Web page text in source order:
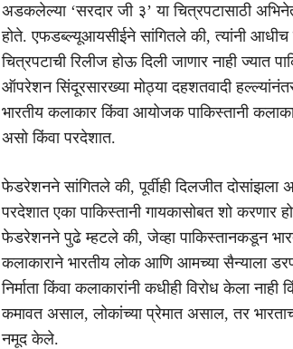
अडकलेल्या ‘सरदार जी ३’ या चित्रपटासाठी
होते. एफडब्ल्यूआयसीईने सांगितले की, त्यांनी आधीच
चित्रपटाची रिलीज होऊ दिली जाणार नाही ज्यात
ऑपरेशन सिंदूरसारख्या मोठ्या दहशतवादी
भारतीय कलाकार किंवा आयोजक पाकिस्तानी
असो किंवा परदेशात.
फेडरेशनने सांगितले की, पूर्वीही दिलजीत
परदेशात एका पाकिस्तानी गायकासोबत शो करणार
फेडरेशनने पुढे म्हटले की, जेव्हा पाकिस्तानकडून
कलाकाराने भारतीय लोक आणि आमच्या सैन्याला
निर्माता किंवा कलाकारांनी कधीही विरोध केला
कमावत असाल, लोकांच्या प्रेमात असाल, तर
नमूद केले.